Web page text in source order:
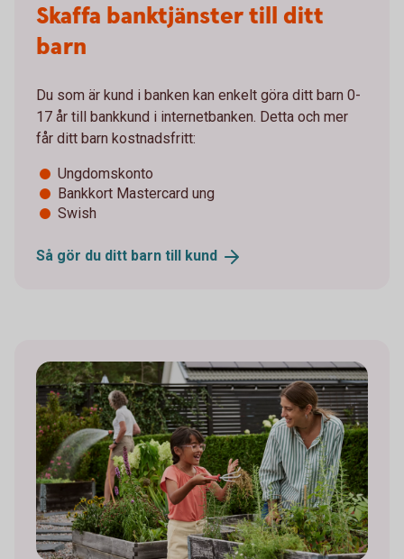
Skaffa banktjänster till ditt
barn
Du som är kund i banken kan enkelt göra ditt barn 0-
17 år till bankkund i internetbanken. Detta och mer
får ditt barn kostnadsfritt:
Ungdomskonto
Bankkort Mastercard ung
Swish
Så gör du ditt barn till kund